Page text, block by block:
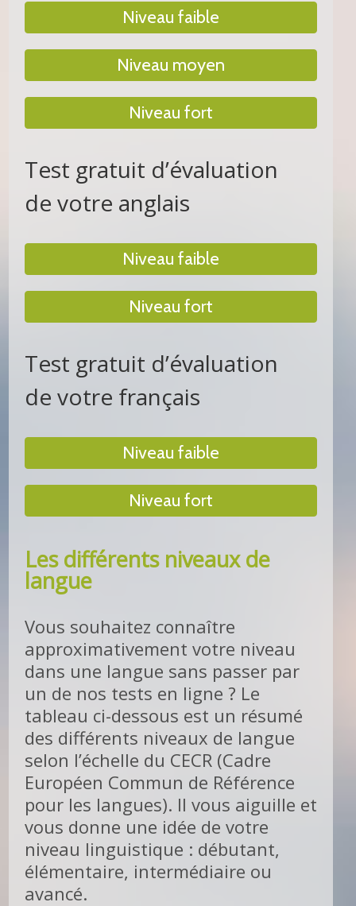
Niveau faible
Niveau moyen
Niveau fort
Test gratuit d’évaluation
de votre anglais
Niveau faible
Niveau fort
Test gratuit d’évaluation
de votre français
Niveau faible
Niveau fort
Les différents niveaux de
langue
Vous souhaitez connaître
approximativement votre niveau
dans une langue sans passer par
un de nos tests en ligne ? Le
tableau ci-dessous est un résumé
des différents niveaux de langue
selon l’échelle du CECR (Cadre
Européen Commun de Référence
pour les langues). Il vous aiguille et
vous donne une idée de votre
niveau linguistique : débutant,
élémentaire, intermédiaire ou
avancé.